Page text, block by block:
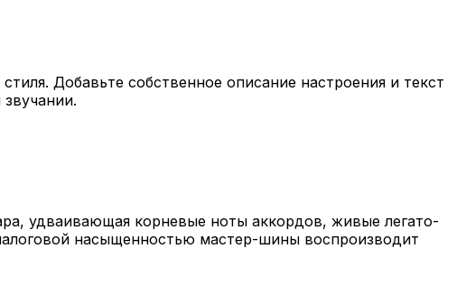
Добавьте собственное описание настроения и текст
удваивающая корневые ноты аккордов, живые легато-
насыщенностью мастер-шины воспроизводит